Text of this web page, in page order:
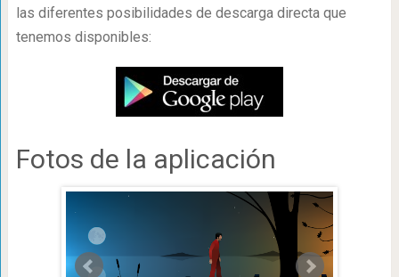
las diferentes posibilidades de descarga directa que
tenemos disponibles:
Fotos de la aplicación